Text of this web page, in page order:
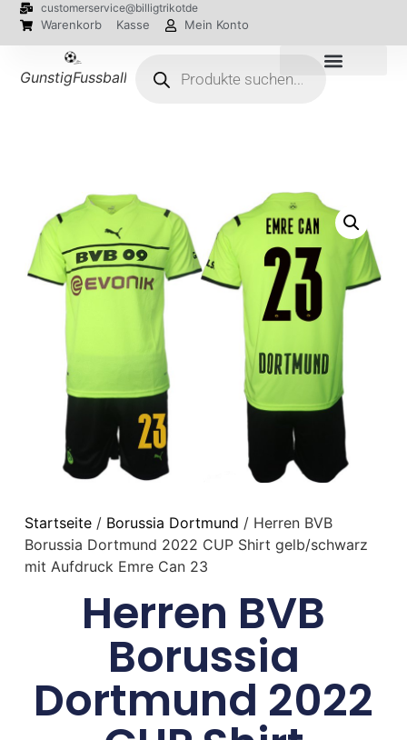
customerservice@billigtrikotde
Warenkorb Kasse Mein Konto
GunstigFussballTrikot
Startseite/ Borussia Dortmund / Herren BVB
Borussia Dortmund 2022 CUP Shirt gelb/schwarz
mit Aufdruck Emre Can 23
Herren BVB
Borussia
Dortmund 2022